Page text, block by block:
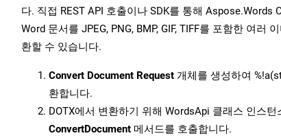
다. 직접 REST API 호출이나 SDK를 통해 Aspose.Words
Word 문서를 JPEG, PNG, BMP, GIF, TIFF를 포함한 여러
환할 수 있습니다.
Convert Document Request 개체를 생성하여
환합니다.
DOTX에서 변환하기 위해 WordsApi 클래스 인스턴
ConvertDocument 메서드를 호출합니다.